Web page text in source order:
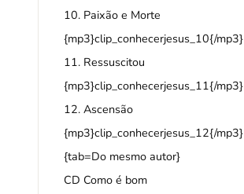
10. Paixão e Morte
{mp3}clip_conhecerjesus_10{/mp3}
11. Ressuscitou
{mp3}clip_conhecerjesus_11{/mp3}
12. Ascensão
{mp3}clip_conhecerjesus_12{/mp3}
{tab=Do mesmo autor}
CD Como é bom